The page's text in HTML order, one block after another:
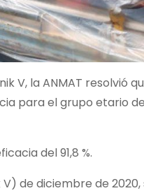
V, la ANMAT resolvió
para el grupo etario
del 91,8 %.
de diciembre de 2020,